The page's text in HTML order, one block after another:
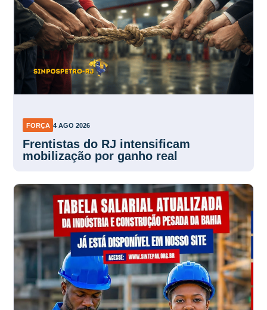
FORÇA 4 AGO 2026
Frentistas do RJ intensificam
mobilização por ganho real